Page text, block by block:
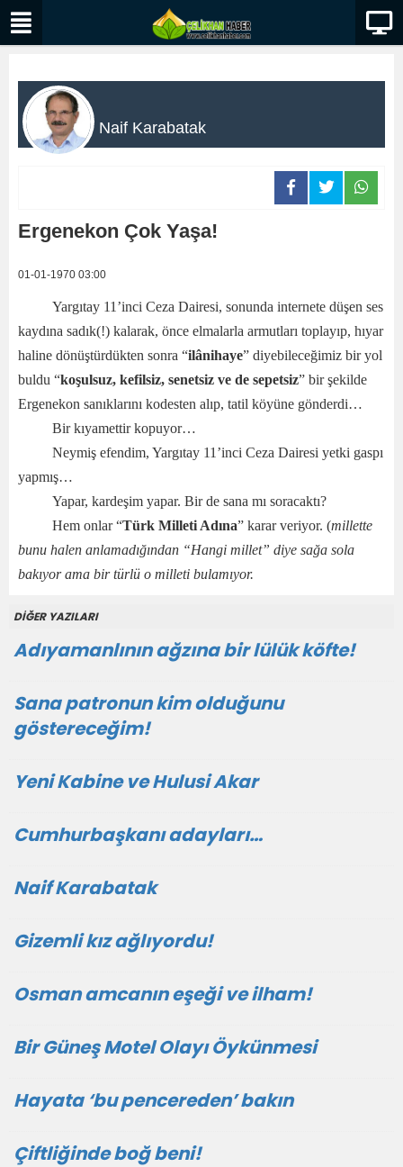
Naif Karabatak
Ergenekon Çok Yaşa!
01-01-1970 03:00
Yargıtay 11’inci Ceza Dairesi, sonunda internete düşen ses
kaydına sadık(!) kalarak, önce elmalarla armutları toplayıp, hıyar
haline dönüştürdükten sonra “ilânihaye” diyebileceğimiz bir yol
buldu “koşulsuz, kefilsiz, senetsiz ve de sepetsiz” bir şekilde
Ergenekon sanıklarını kodesten alıp, tatil köyüne gönderdi…
Bir kıyamettir kopuyor…
Neymiş efendim, Yargıtay 11’inci Ceza Dairesi yetki gaspı
yapmış…
Yapar, kardeşim yapar. Bir de sana mı soracaktı?
Hem onlar “Türk Milleti Adına” karar veriyor. (millette
bunu halen anlamadığından “Hangi millet” diye sağa sola
bakıyor ama bir türlü o milleti bulamıyor.
DİĞER YAZILARI
Adıyamanlının ağzına bir lülük köfte!
Sana patronun kim olduğunu
göstereceğim!
Yeni Kabine ve Hulusi Akar
Cumhurbaşkanı adayları…
Naif Karabatak
Gizemli kız ağlıyordu!
Osman amcanın eşeği ve ilham!
Bir Güneş Motel Olayı Öykünmesi
Hayata ‘bu pencereden’ bakın
Çiftliğinde boğ beni!